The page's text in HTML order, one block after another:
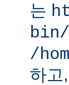
는
/
하고